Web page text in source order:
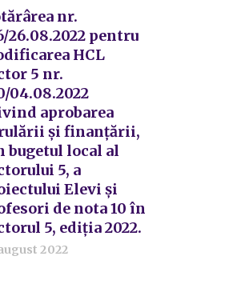
nr.
26.08.2022 pentru
HCL
5 nr.
04.08.2022
aprobarea
și finanțării,
bugetul local al
5, a
Elevi și
de nota 10 în
5, ediția 2022.
2022